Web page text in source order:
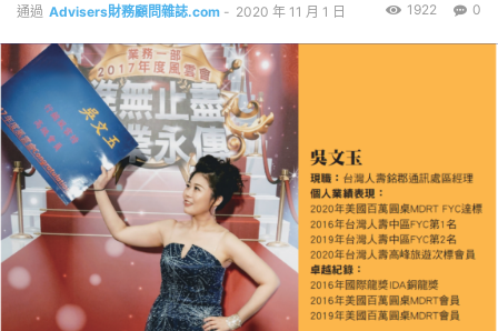
通過 Advisers財務顧問雜誌.com - 2020 年 11 月 1 日 0
1922